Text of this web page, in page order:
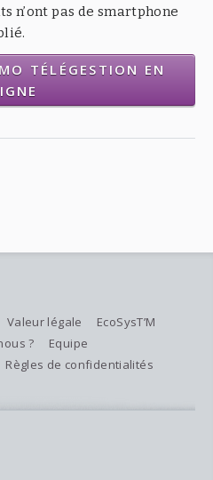
n’ont pas de smartphone
TÉLÉGESTION EN
Valeur légale
EcoSysT’M
?
Equipe
Règles de confidentialités